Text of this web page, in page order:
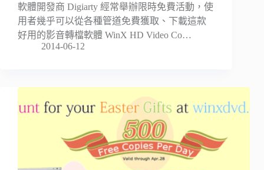
軟體開發商 Digiarty 經常舉辦限時免費活動，使
用者幾乎可以從各種管道免費獲取、下載這款
好用的影音轉檔軟體 WinX HD Video Co…
2014-06-12